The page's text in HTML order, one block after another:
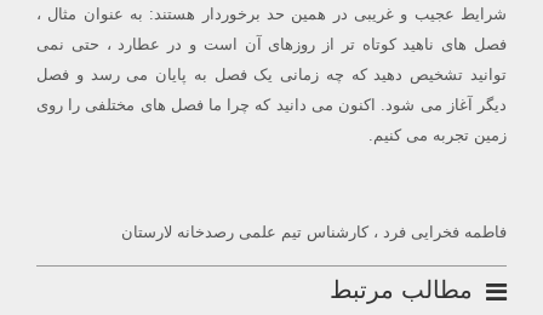
شرایط عجیب و غریبی در همین حد برخوردار هستند: به عنوان مثال ،
فصل های ناهید کوتاه تر از روزهای آن است و در عطارد ، حتی نمی
توانید تشخیص دهید که چه زمانی یک فصل به پایان می رسد و فصل
دیگر آغاز می شود. اکنون می دانید که چرا ما فصل های مختلفی را روی
زمین تجربه می کنیم.
فاطمه فخرایی فرد ، کارشناس تیم علمی رصدخانه لارستان
مطالب مرتبط